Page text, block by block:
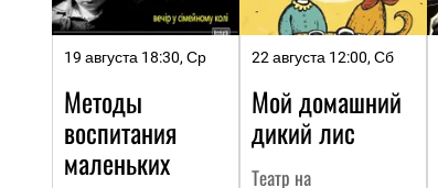
19 августа 18:30, Ср
Методы
воспитания
маленьких
22 августа 12:00, Сб
Мой домашний
дикий лис
Театр на